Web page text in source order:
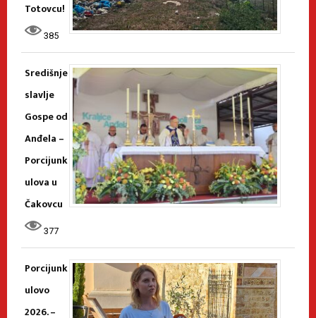
Totovcu!
385
Središnje
slavlje
Gospe od
Anđela –
Porcijunk
ulova u
Čakovcu
377
Porcijunk
ulovo
2026. –